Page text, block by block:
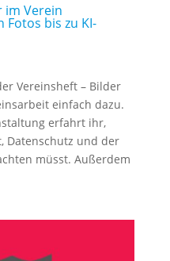
im Verein
Fotos bis zu KI-
Vereinsheft – Bilder
einfach dazu.
erfahrt ihr,
Datenschutz und der
müsst. Außerdem